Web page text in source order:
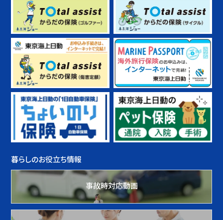
暮らしのお役立ち情報
事故時対応動画